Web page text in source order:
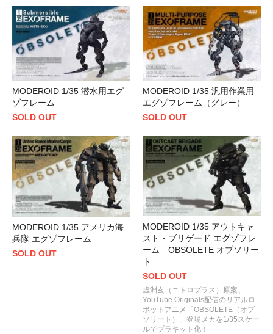
MODEROID 1/35 潜水用エグ
ゾフレーム
SOLD OUT
MODEROID 1/35 汎用作業用
エグゾフレーム（グレー）
SOLD OUT
MODEROID 1/35 アメリカ海
兵隊 エグゾフレーム
SOLD OUT
MODEROID 1/35 アウトキャ
スト・ブリゲード エグゾフレ
ーム OBSOLETE オブソリー
ト
SOLD OUT
虚淵玄（ニトロプラス）原案、
YouTube Originals配信のリアルロ
ボットアニメ「OBSOLETE（オブ
ソリート）」登場メカを1/35スケー
ルでプラキット化！